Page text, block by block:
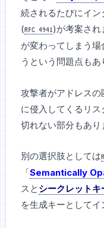
続されるたびにイ
(RFC 4941)が考案され
が変わってしまう
うという問題点もあ
攻撃者がアドレス
に侵入してくるリ
切れない部分もあり
別の選択肢としては
「Semantically
スと シークレットキ
を生成キーとしてイ